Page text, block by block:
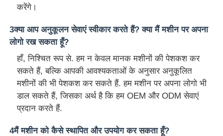
करेंगे।
3क्या आप अनुकूलन सेवाएं स्वीकार करते हैं? क्या मैं मशीन पर अपना
लोगो रख सकता हूँ?
हाँ, निश्चित रूप से. हम न केवल मानक मशीनों की पेशकश कर
सकते हैं, बल्कि आपकी आवश्यकताओं के अनुसार अनुकूलित
मशीनों की भी पेशकश कर सकते हैं. हम मशीन पर अपना लोगो भी
डाल सकते हैं, जिसका अर्थ है कि हम OEM और ODM सेवाएं
प्रदान करते हैं.
4मैं मशीन को कैसे स्थापित और उपयोग कर सकता हूँ?